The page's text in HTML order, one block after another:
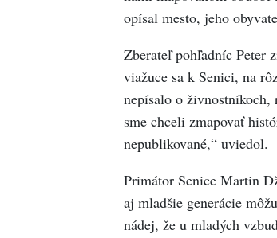
opísal mesto, jeho
Zberateľ pohľadníc Peter
viažuce sa k Senici, na
nepísalo o
sme chceli zmapovať
nepublikované,“ uviedol.
Primátor Senice Martin
aj mladšie generácie
nádej, že u mladých